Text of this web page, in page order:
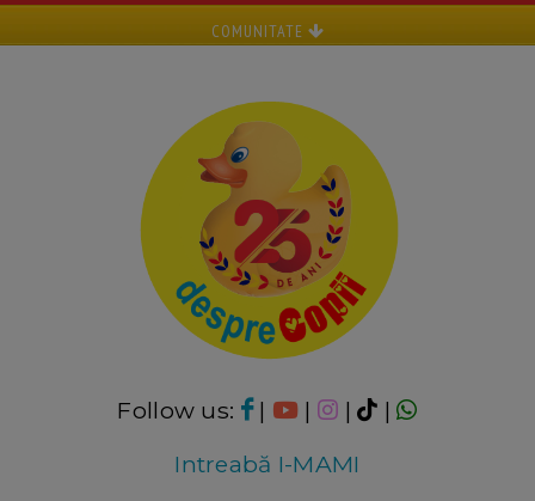
COMUNITATE
Follow us: | | |
|
Intreabă I-MAMI